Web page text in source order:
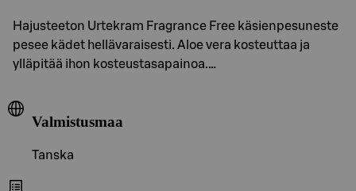
Hajusteeton Urtekram Fragrance Free käsienpesuneste
pesee kädet hellävaraisesti. Aloe vera kosteuttaa ja
ylläpitää ihon kosteustasapainoa.…
Valmistusmaa
Tanska